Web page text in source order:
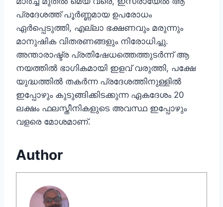
പ്രദേശത്ത് പൂർണ്ണമായ ഉപരോധം
ഏർപ്പെടുത്തി, എല്ലാ ഭക്ഷണവും മരുന്നും
മാനുഷിക വിതരണങ്ങളും നിരോധിച്ചു.
അന്താരാഷ്ട്ര പ്രതിഷേധത്തെത്തുടർന്ന് ആ
നയത്തിൽ ഭാഗികമായി ഇളവ് വരുത്തി, പക്ഷേ
യുദ്ധത്തിൽ തകർന്ന പ്രദേശത്തിനുള്ളിൽ
ഇപ്പോഴും കുടുങ്ങിക്കിടക്കുന്ന ഏകദേശം 20
ലക്ഷം ഫലസ്തീനികളുടെ അവസ്ഥ ഇപ്പോഴും
വളരെ മോശമാണ്.
Author